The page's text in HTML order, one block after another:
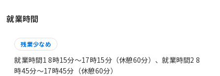
就業時間
残業少なめ
就業時間1 8時15分〜17時15分（休憩60分）、就業時間2 8
時45分〜17時45分（休憩60分）